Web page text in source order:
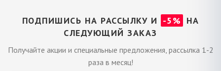
ПОДПИШИСЬ НА РАССЫЛКУ И -5%
НА
СЛЕДУЮЩИЙ ЗАКАЗ
Получайте акции и специальные предложения, рассылка 1-2
раза в месяц!